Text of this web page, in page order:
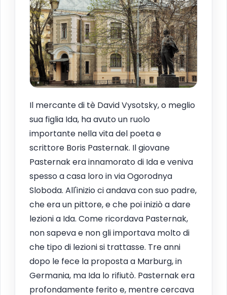
Il mercante di tè David Vysotsky, o meglio
sua figlia Ida, ha avuto un ruolo
importante nella vita del poeta e
scrittore Boris Pasternak. Il giovane
Pasternak era innamorato di Ida e veniva
spesso a casa loro in via Ogorodnya
Sloboda. All'inizio ci andava con suo padre,
che era un pittore, e che poi iniziò a dare
lezioni a Ida. Come ricordava Pasternak,
non sapeva e non gli importava molto di
che tipo di lezioni si trattasse. Tre anni
dopo le fece la proposta a Marburg, in
Germania, ma Ida lo rifiutò. Pasternak era
profondamente ferito e, mentre cercava